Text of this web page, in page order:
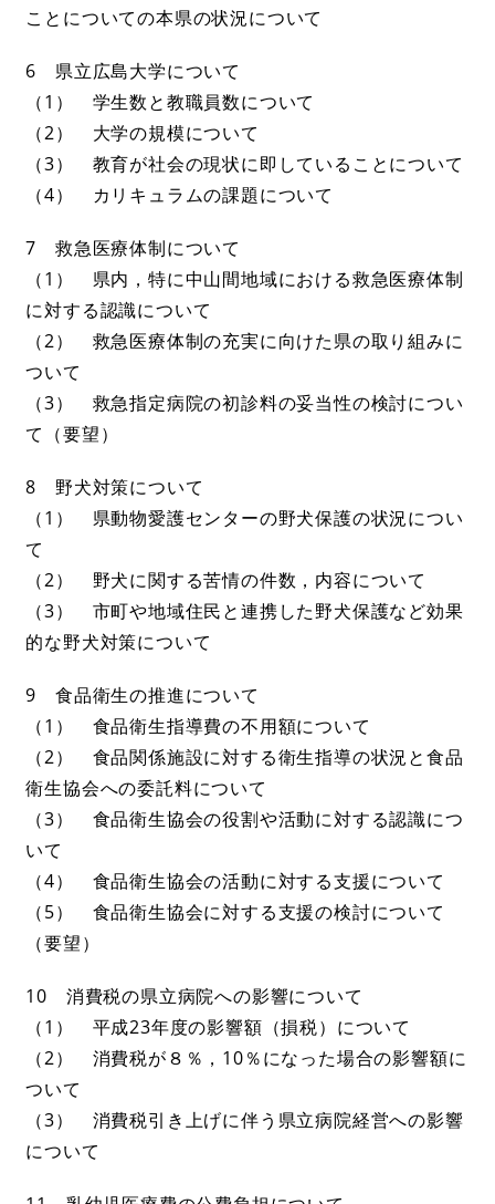
ことについての本県の状況について
6 県立広島大学について
（1） 学生数と教職員数について
（2） 大学の規模について
（3） 教育が社会の現状に即していることについて
（4） カリキュラムの課題について
7 救急医療体制について
（1） 県内，特に中山間地域における救急医療体制
に対する認識について
（2） 救急医療体制の充実に向けた県の取り組みに
ついて
（3） 救急指定病院の初診料の妥当性の検討につい
て（要望）
8 野犬対策について
（1） 県動物愛護センターの野犬保護の状況につい
て
（2） 野犬に関する苦情の件数，内容について
（3） 市町や地域住民と連携した野犬保護など効果
的な野犬対策について
9 食品衛生の推進について
（1） 食品衛生指導費の不用額について
（2） 食品関係施設に対する衛生指導の状況と食品
衛生協会への委託料について
（3） 食品衛生協会の役割や活動に対する認識につ
いて
（4） 食品衛生協会の活動に対する支援について
（5） 食品衛生協会に対する支援の検討について
（要望）
10 消費税の県立病院への影響について
（1） 平成23年度の影響額（損税）について
（2） 消費税が８％，10％になった場合の影響額に
ついて
（3） 消費税引き上げに伴う県立病院経営への影響
について